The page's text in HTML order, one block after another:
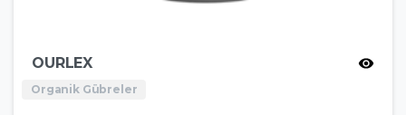
OURLEX
Organik Gübreler